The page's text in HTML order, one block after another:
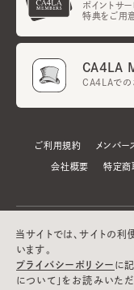
ポイントサ
特典をご用意
CA4LA
CA4LAでの
ご利用規約 メンバー
会社概要 特定商
当サイトでは、サイトの
います。
プライバシーポリシー に
について」をお読みいた